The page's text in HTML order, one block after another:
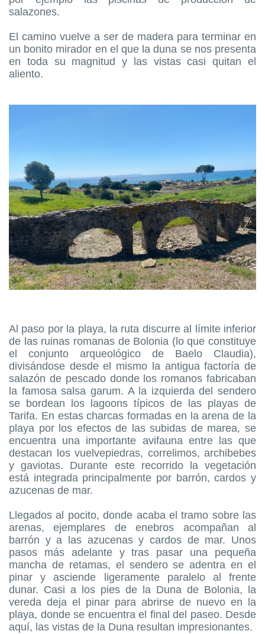
salazones.
El camino vuelve a ser de madera para terminar en
un bonito mirador en el que la duna se nos presenta
en toda su magnitud y las vistas casi quitan el
aliento.
Al paso por la playa, la ruta discurre al límite inferior
de las ruinas romanas de Bolonia (lo que constituye
el conjunto arqueológico de Baelo Claudia),
divisándose desde el mismo la antigua factoría de
salazón de pescado donde los romanos fabricaban
la famosa salsa garum. A la izquierda del sendero
se bordean los lagoons típicos de las playas de
Tarifa. En estas charcas formadas en la arena de la
playa por los efectos de las subidas de marea, se
encuentra una importante avifauna entre las que
destacan los vuelvepiedras, correlimos, archibebes
y gaviotas. Durante este recorrido la vegetación
está integrada principalmente por barrón, cardos y
azucenas de mar.
Llegados al pocito, donde acaba el tramo sobre las
arenas, ejemplares de enebros acompañan al
barrón y a las azucenas y cardos de mar. Unos
pasos más adelante y tras pasar una pequeña
mancha de retamas, el sendero se adentra en el
pinar y asciende ligeramente paralelo al frente
dunar. Casi a los pies de la Duna de Bolonia, la
vereda deja el pinar para abrirse de nuevo en la
playa, donde se encuentra el final del paseo. Desde
aquí, las vistas de la Duna resultan impresionantes.